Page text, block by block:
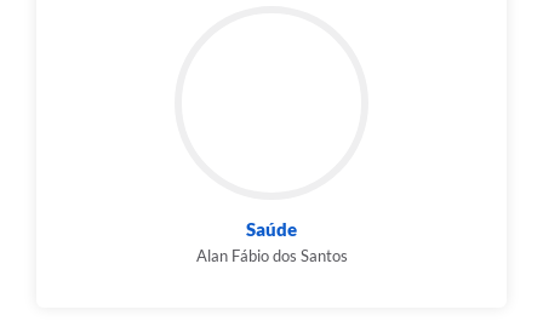
Saúde
Alan Fábio dos Santos